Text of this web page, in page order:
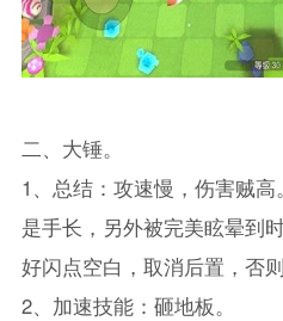
二、大锤。
1、总结：攻速慢，伤害贼
是手长，另外被完美眩晕到
好闪点空白，取消后置，否
2、加速技能：砸地板。